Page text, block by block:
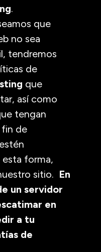
.
que
no sea
tendremos
de
que
así como
tengan
fin de
forma,
sitio. En
un servidor
en
a tu
de